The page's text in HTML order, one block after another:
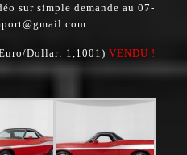
sur simple demande au 07-
Dollar: 1,1001) VENDU !